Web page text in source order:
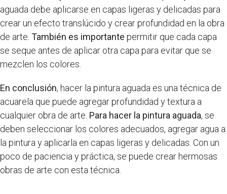
aguada debe aplicarse en capas ligeras y delicadas para
crear un efecto translúcido y crear profundidad en la obra
de arte. También es importante permitir que cada capa
se seque antes de aplicar otra capa para evitar que se
mezclen los colores.
En conclusión, hacer la pintura aguada es una técnica de
acuarela que puede agregar profundidad y textura a
cualquier obra de arte. Para hacer la pintura aguada, se
deben seleccionar los colores adecuados, agregar agua a
la pintura y aplicarla en capas ligeras y delicadas. Con un
poco de paciencia y práctica, se puede crear hermosas
obras de arte con esta técnica.